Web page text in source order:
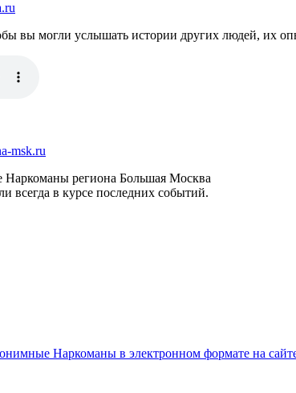
вы могли услышать истории других людей, их
msk.ru
Наркоманы региона Большая Москва
всегда в курсе последних событий.
Наркоманы в электронном формате на